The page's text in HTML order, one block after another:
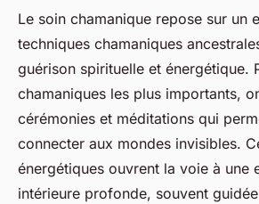
Le soin chamanique repose sur un
techniques chamaniques
guérison spirituelle et énergétique.
chamaniques les plus importants,
cérémonies et méditations qui
connecter aux mondes invisibles.
énergétiques ouvrent la voie à une
intérieure profonde, souvent